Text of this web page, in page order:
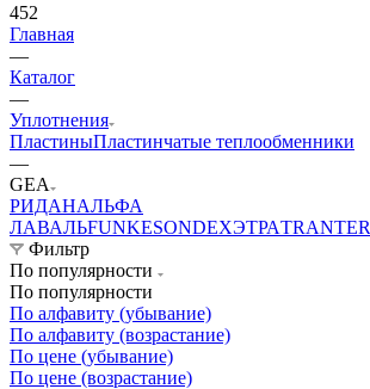
452
Главная
—
Каталог
—
Уплотнения
ПластиныПластинчатые теплообменники
—
GEA
РИДАНАЛЬФА
ЛАВАЛЬFUNKESONDEXЭТРАTRANTER
Фильтр
По популярности
По популярности
По алфавиту (убывание)
По алфавиту (возрастание)
По цене (убывание)
По цене (возрастание)